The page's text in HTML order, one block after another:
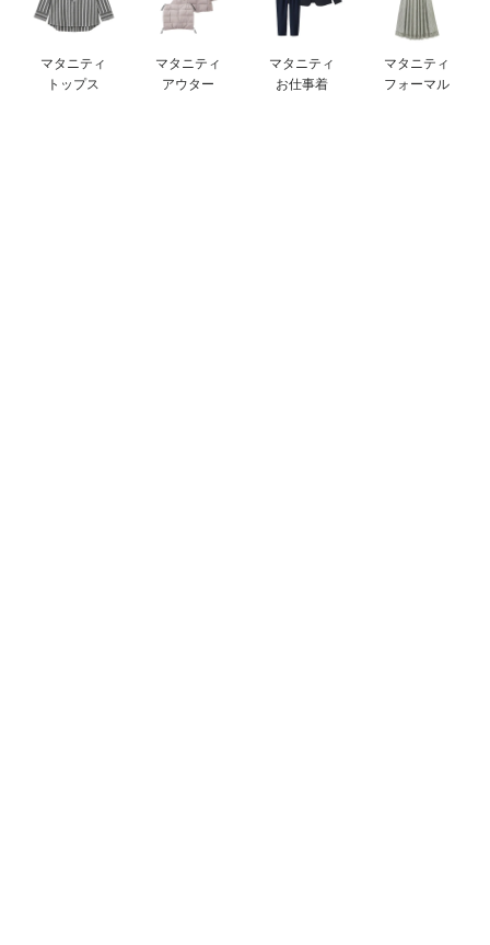
買って正解！高評価レビューアイテム
冬に可愛いニットがお得！
マタニティ
トップス
マタニティ
アウター
マタニティ
お仕事着
マタニティ
フォーマル